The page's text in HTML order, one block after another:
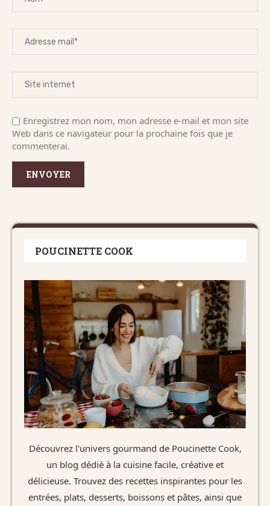
Enregistrez mon nom, mon adresse e-mail et mon site
Web dans ce navigateur pour la prochaine fois que je
commenterai.
POUCINETTE COOK
Découvrez l'univers gourmand de Poucinette Cook,
un blog dédié à la cuisine facile, créative et
délicieuse. Trouvez des recettes inspirantes pour les
entrées, plats, desserts, boissons et pâtes, ainsi que